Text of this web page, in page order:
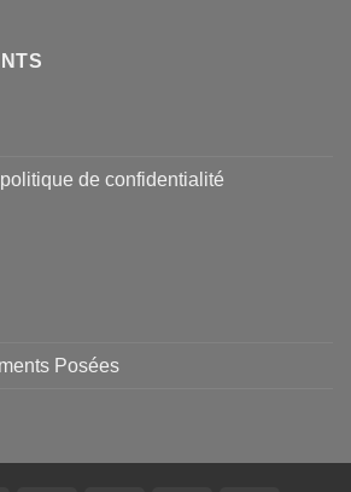
de confidentialité
Posées